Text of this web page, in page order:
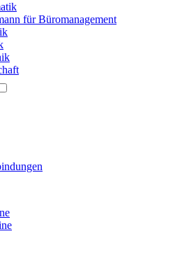
für Büromanagement